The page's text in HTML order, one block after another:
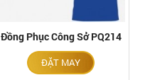
Đồng Phục Công Sở PQ214
ĐẶT MAY